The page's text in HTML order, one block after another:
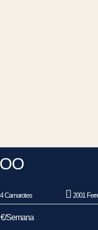
4 Camarotes 2001
Semana